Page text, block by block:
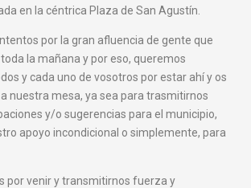
en la céntrica Plaza de San Agustín.
por la gran afluencia de gente que
la mañana y por eso, queremos
y cada uno de vosotros por estar ahí y os
nuestra mesa, ya sea para trasmitirnos
y/o sugerencias para el municipio,
apoyo incondicional o simplemente, para
por venir y transmitirnos fuerza y